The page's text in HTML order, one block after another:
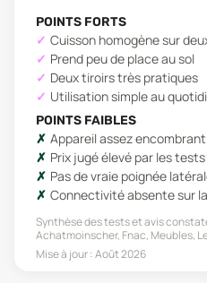
POINTS FORTS
Cuisson homogène sur
Prend peu de place au sol
Deux tiroirs très pratiques
Utilisation simple au
POINTS FAIBLES
Appareil assez
Prix jugé élevé par les tests
Pas de vraie poignée
Connectivité absente sur
Synthèse des tests et avis
Achatmoinscher, Fnac, Meubles,
Mise à jour :Août 2026